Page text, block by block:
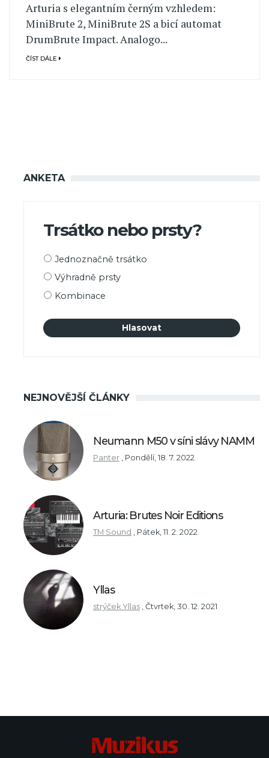
Arturia s elegantním černým vzhledem:
MiniBrute 2, MiniBrute 2S a bicí automat
DrumBrute Impact. Analogo...
ČÍST DÁLE
ANKETA
Trsátko nebo prsty?
Možnosti
Jednoznačně trsátko
Výhradně prsty
Kombinace
NEJNOVĚJŠÍ ČLÁNKY
Neumann M50 v síni slávy NAMM
Panter Pondělí, 18. 7. 2022
Arturia: Brutes Noir Editions
TM Sound Pátek, 11. 2. 2022
Yllas
strýček Yllas Čtvrtek, 30. 12. 2021